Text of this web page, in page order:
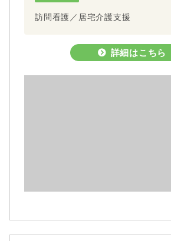
訪問看護／居宅介護支援
詳細はこちら